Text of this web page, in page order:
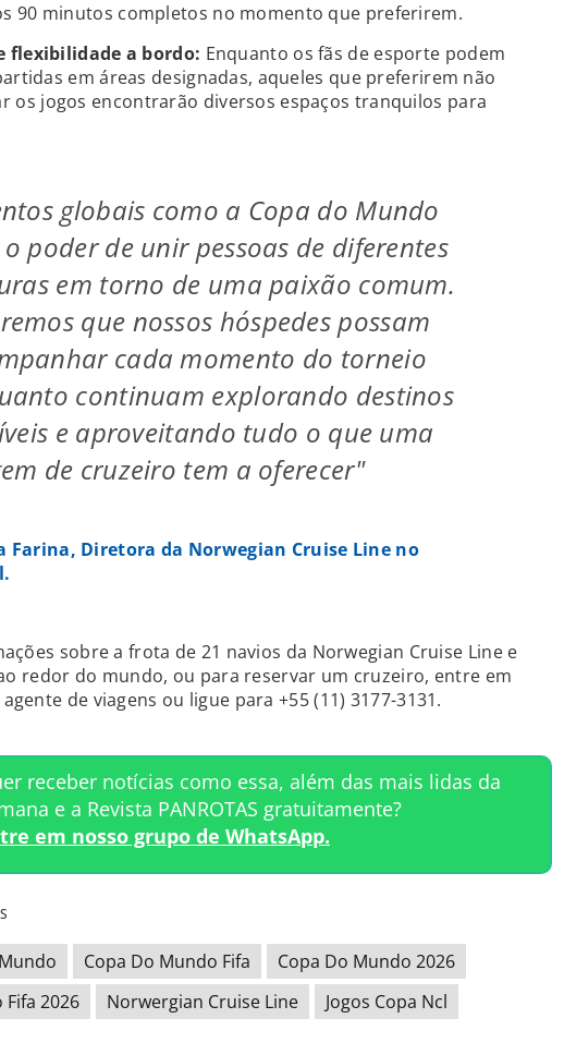
90 minutos completos no momento que preferirem.
flexibilidade a bordo: Enquanto os fãs de esporte podem
em áreas designadas, aqueles que preferirem não
os jogos encontrarão diversos espaços tranquilos para
globais como a Copa do Mundo
poder de unir pessoas de diferentes
em torno de uma paixão comum.
que nossos hóspedes possam
cada momento do torneio
continuam explorando destinos
e aproveitando tudo o que uma
de cruzeiro tem a oferecer"
Farina, Diretora da Norwegian Cruise Line no
sobre a frota de 21 navios da Norwegian Cruise Line e
redor do mundo, ou para reservar um cruzeiro, entre em
de viagens ou ligue para +55 (11) 3177-3131.
receber notícias como essa, além das mais lidas da
e a Revista PANROTAS gratuitamente?
em nosso grupo de WhatsApp.
Copa Do Mundo Fifa
Copa Do Mundo 2026
2026
Norwergian Cruise Line Jogos Copa Ncl